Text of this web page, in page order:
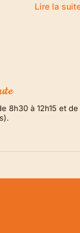
Lire la
8h30 à 12h15 et de